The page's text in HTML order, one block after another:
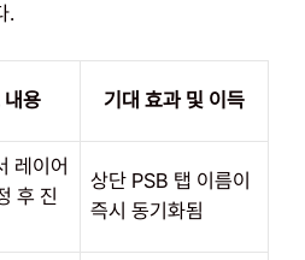
.
내용 기대 효과 및 이득
레이어
후 진
상단 PSB 탭 이름이
즉시 동기화됨